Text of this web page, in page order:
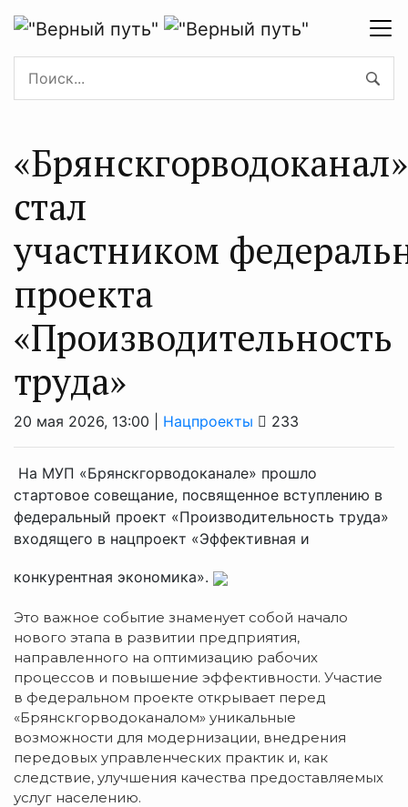
«Брянскгорводоканал»
стал
участником
проекта
«Производительность
труда»
20 мая 2026, 13:00 | Нацпроекты 233
На МУП «Брянскгорводоканале» прошло
стартовое совещание, посвященное вступлению в
федеральный проект «Производительность труда»
входящего в нацпроект «Эффективная и
конкурентная экономика».
Это важное событие знаменует собой начало
нового этапа в развитии предприятия,
направленного на оптимизацию рабочих
процессов и повышение эффективности. Участие
в федеральном проекте открывает перед
«Брянскгорводоканалом» уникальные
возможности для модернизации, внедрения
передовых управленческих практик и, как
следствие, улучшения качества предоставляемых
услуг населению.